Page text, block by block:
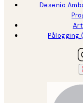
Desenio
Pålogging